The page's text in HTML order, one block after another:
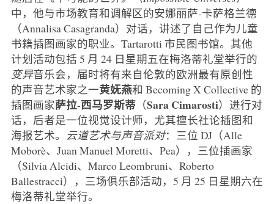
中，他与市场教育和调解区的安娜丽萨-卡萨格兰德
（Annalisa Casagranda）对话，讲述了自己作为儿童
书籍插图画家的职业。Tartarotti 市民图书馆。其他
计划活动包括 5 月 24 日星期五在梅洛蒂礼堂举行的
变异音乐会，届时将有来自伦敦的欧洲最有原创性
的声音艺术家之一黄妩燕和 Becoming X Collective 的
插图画家萨拉-西马罗斯蒂（SaraCimarosti）进行对
话，后者是一位视觉设计师，尤其擅长社论插图和
海报艺术。
云道艺术与声音派对：三位 DJ（Alle
Moborè、Juan Manuel Moretti、Pea），三位插画家
（Silvia Alcidi、Marco Leombruni、Roberto
Ballestracci），三场俱乐部活动，5 月 25 日星期六在
梅洛蒂礼堂举行。